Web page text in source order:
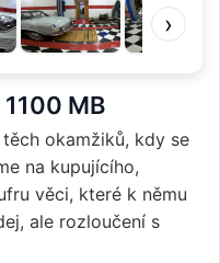
›
MB
okamžiků, kdy se
na kupujícího,
věci, které k němu
ale rozloučení s